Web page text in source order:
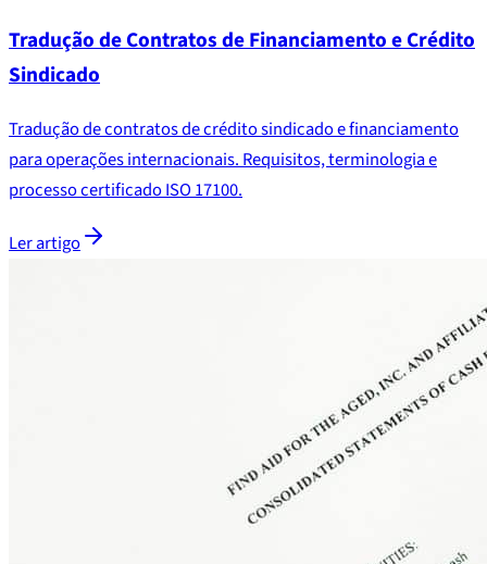
Tradução de Contratos de Financiamento e Crédito
Sindicado
Tradução de contratos de crédito sindicado e financiamento
para operações internacionais. Requisitos, terminologia e
processo certificado ISO 17100.
Ler artigo